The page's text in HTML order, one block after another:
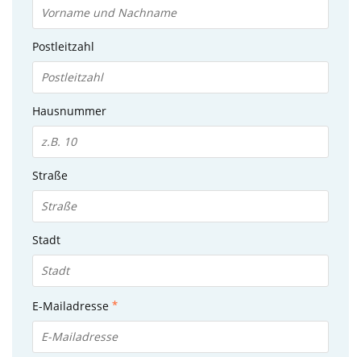
Postleitzahl
Hausnummer
Straße
Stadt
E-Mailadresse